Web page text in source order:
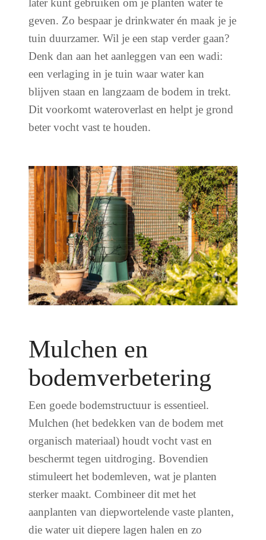
later kunt gebruiken om je planten water te
geven. Zo bespaar je drinkwater én maak je je
tuin duurzamer. Wil je een stap verder gaan?
Denk dan aan het aanleggen van een wadi:
een verlaging in je tuin waar water kan
blijven staan en langzaam de bodem in trekt.
Dit voorkomt wateroverlast en helpt je grond
beter vocht vast te houden.
Mulchen en
bodemverbetering
Een goede bodemstructuur is essentieel.
Mulchen (het bedekken van de bodem met
organisch materiaal) houdt vocht vast en
beschermt tegen uitdroging. Bovendien
stimuleert het bodemleven, wat je planten
sterker maakt. Combineer dit met het
aanplanten van diepwortelende vaste planten,
die water uit diepere lagen halen en zo